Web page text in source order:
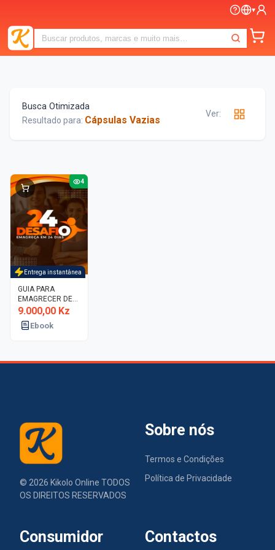
▾
Busca Otimizada
Resultado para: Cápsulas Vazias
Ver:
4
Entrega instantânea
GUIA PARA
EMAGRECER DE
VEZ
9.000,00 Kz
Ebook
© 2026 Kikolo Online TODOS
OS DIREITOS RESERVADOS
Sobre nós
Termos e Condições
Política de Privacidade
Consumidor Contactos